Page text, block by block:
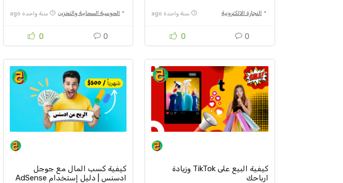
التجارة الالكترونية سنة واحدة ago
0 0
الحوسبة السحابية والتخزين سنة واحدة ago
0 0
كيفية البيع على TikTok وزيادة
ارباحك
كيفية كسب المال مع جوجل
ادسنس | دليل إستخدام AdSense